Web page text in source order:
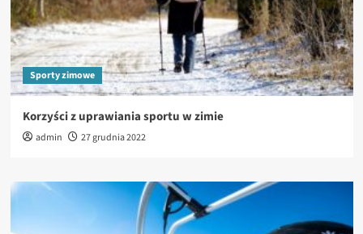
Sporty zimowe
Korzyści z uprawiania sportu w zimie
admin 27 grudnia 2022